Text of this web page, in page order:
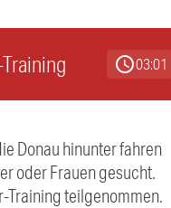
schedule03:01
Donau hinunter fahren
oder Frauen gesucht.
Training teilgenommen.